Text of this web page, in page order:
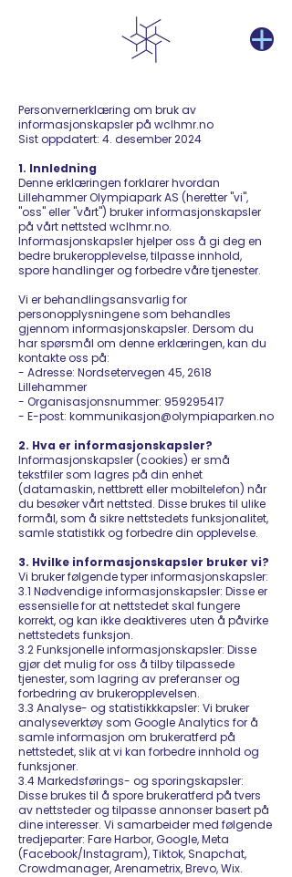
Personvernerklæring om bruk av
informasjonskapsler på wclhmr.no
Sist oppdatert: 4. desember 2024
1. Innledning
Denne erklæringen forklarer hvordan
Lillehammer Olympiapark AS (heretter "vi",
"oss" eller "vårt") bruker informasjonskapsler
på vårt nettsted wclhmr.no.
Informasjonskapsler hjelper oss å gi deg en
bedre brukeropplevelse, tilpasse innhold,
spore handlinger og forbedre våre tjenester.
Vi er behandlingsansvarlig for
personopplysningene som behandles
gjennom informasjonskapsler. Dersom du
har spørsmål om denne erklæringen, kan du
kontakte oss på:
- Adresse: Nordsetervegen 45, 2618
Lillehammer
- Organisasjonsnummer: 959295417
- E-post: kommunikasjon@olympiaparken.no
2. Hva er informasjonskapsler?
Informasjonskapsler (cookies) er små
tekstfiler som lagres på din enhet
(datamaskin, nettbrett eller mobiltelefon) når
du besøker vårt nettsted. Disse brukes til ulike
formål, som å sikre nettstedets funksjonalitet,
samle statistikk og forbedre din opplevelse.
3. Hvilke informasjonskapsler bruker vi?
Vi bruker følgende typer informasjonskapsler:
3.1 Nødvendige informasjonskapsler: Disse er
essensielle for at nettstedet skal fungere
korrekt, og kan ikke deaktiveres uten å påvirke
nettstedets funksjon.
3.2 Funksjonelle informasjonskapsler: Disse
gjør det mulig for oss å tilby tilpassede
tjenester, som lagring av preferanser og
forbedring av brukeropplevelsen.
3.3 Analyse- og statistikkkapsler: Vi bruker
analyseverktøy som Google Analytics for å
samle informasjon om brukeratferd på
nettstedet, slik at vi kan forbedre innhold og
funksjoner.
3.4 Markedsførings- og sporingskapsler:
Disse brukes til å spore brukeratferd på tvers
av nettsteder og tilpasse annonser basert på
dine interesser. Vi samarbeider med følgende
tredjeparter: Fare Harbor, Google, Meta
(Facebook/Instagram), Tiktok, Snapchat,
Crowdmanager, Arenametrix, Brevo, Wix.